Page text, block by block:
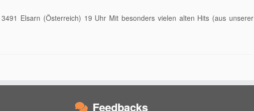
Elsarn (Österreich) 19 Uhr Mit besonders vielen alten Hits (aus unserer
Feedbacks